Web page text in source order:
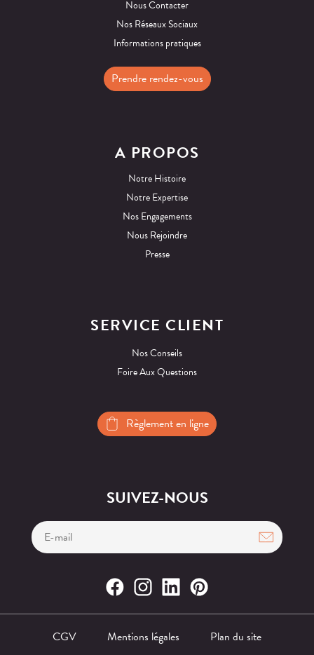
Nous Contacter
Nos Réseaux Sociaux
Informations pratiques
Prendre rendez-vous
A PROPOS
Notre Histoire
Notre Expertise
Nos Engagements
Nous Rejoindre
Presse
SERVICE CLIENT
Nos Conseils
Foire Aux Questions
Règlement en ligne
SUIVEZ-NOUS
CGV Mentions légales Plan du site